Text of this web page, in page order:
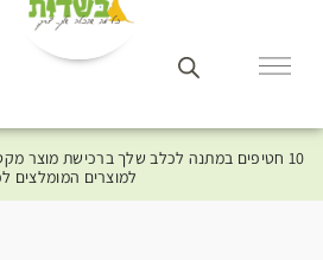
10 חטיפים במתנה לכלב שלך ברכישת מוצר
למוצרים המומלצים